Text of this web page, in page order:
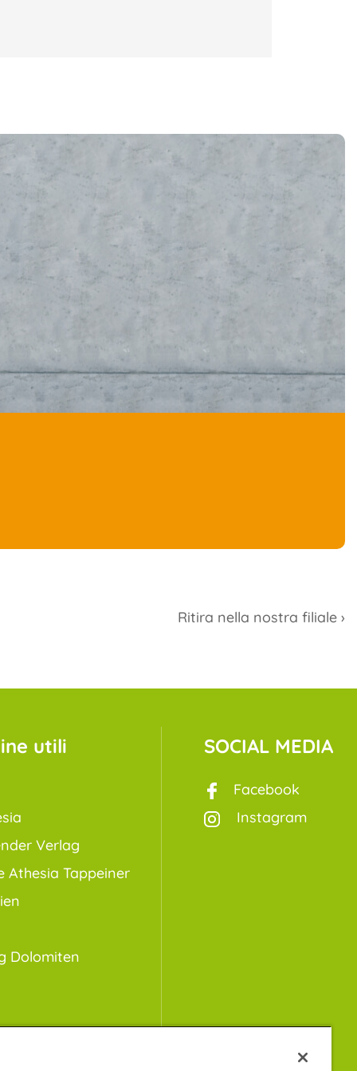
Ritira nella nostra filiale ›
utili
Verlag
Athesia Tappeiner
Dolomiten
SOCIAL MEDIA
Facebook
Instagram